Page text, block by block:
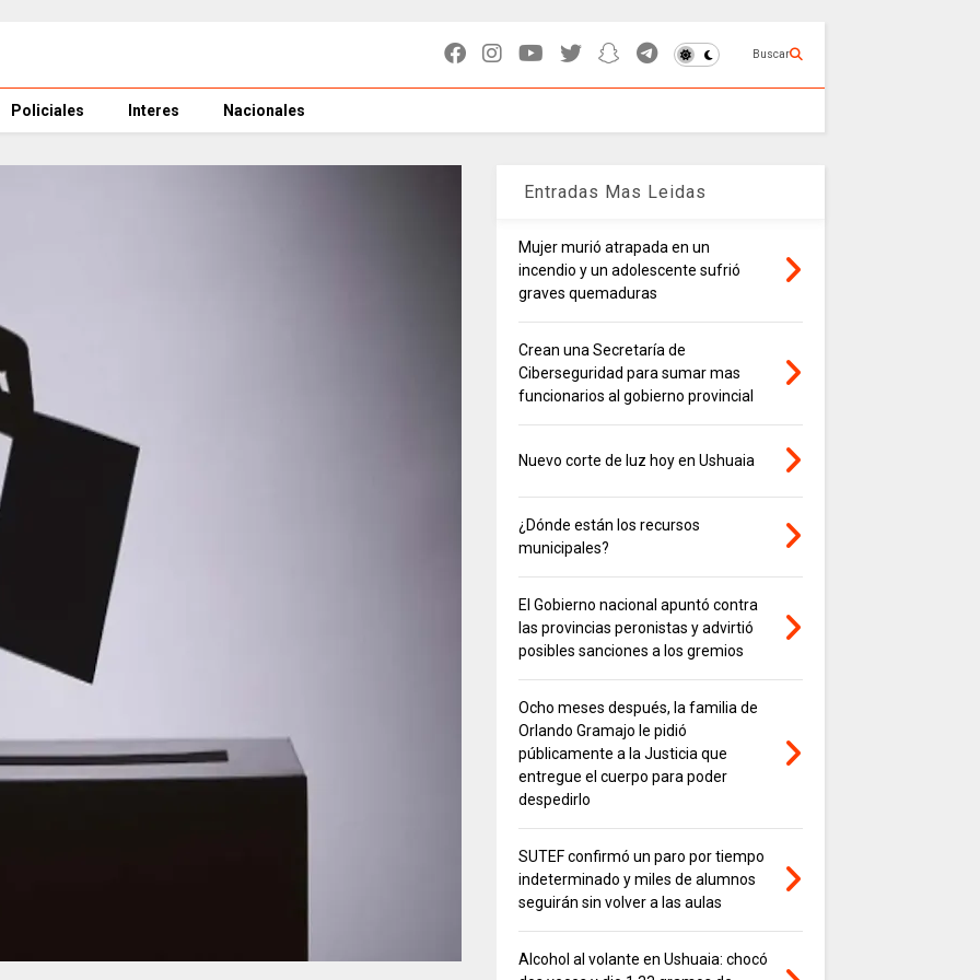
Buscar
Policiales Interes Nacionales
Entradas Mas Leidas
Mujer murió atrapada en un
incendio y un adolescente sufrió
graves quemaduras
Crean una Secretaría de
Ciberseguridad para sumar mas
funcionarios al gobierno provincial
Nuevo corte de luz hoy en Ushuaia
¿Dónde están los recursos
municipales?
El Gobierno nacional apuntó contra
las provincias peronistas y advirtió
posibles sanciones a los gremios
Ocho meses después, la familia de
Orlando Gramajo le pidió
públicamente a la Justicia que
entregue el cuerpo para poder
despedirlo
SUTEF confirmó un paro por tiempo
indeterminado y miles de alumnos
seguirán sin volver a las aulas
Alcohol al volante en Ushuaia: chocó